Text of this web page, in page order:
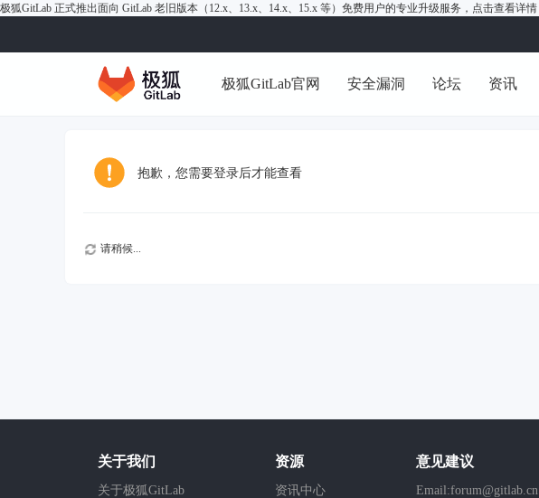
极狐GitLab 正式推出面向 GitLab 老旧版本（12.x、13.x、14.x、15.x 等）免费用户的专业升级服务， 点击查看详情
极狐GitLab官网 安全漏洞 论坛 资讯
抱歉，您需要登录后才能查看
请稍候...
关于我们
关于极狐GitLab
资源
资讯中心
意见建议
Email:forum@gitlab.cn